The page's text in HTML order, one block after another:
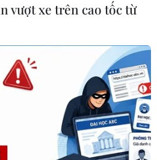
vượt xe trên cao tốc từ